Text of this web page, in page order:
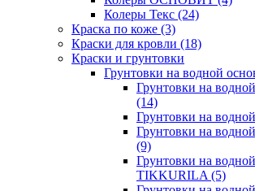
Колеры Текс (24)
Краска по коже (3)
Краски для кровли (18)
Краски и грунтовки
Грунтовки на водной
Грунтовки на
(14)
Грунтовки на
Грунтовки на
(9)
Грунтовки на
TIKKURILA (5)